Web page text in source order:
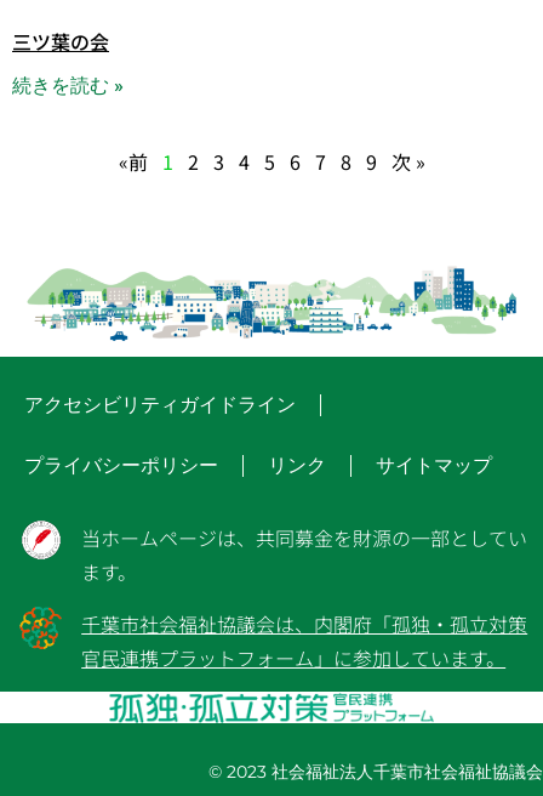
三ツ葉の会
続きを読む »
«前 1 2 3 4 5 6 7 8 9 次 »
アクセシビリティガイドライン
プライバシーポリシー リンク サイトマップ
当ホームページは、共同募金を財源の一部としてい
ます。
千葉市社会福祉協議会は、内閣府「孤独・孤立対策
官民連携プラットフォーム」に参加しています。
© 2023 社会福祉法人千葉市社会福祉協議会